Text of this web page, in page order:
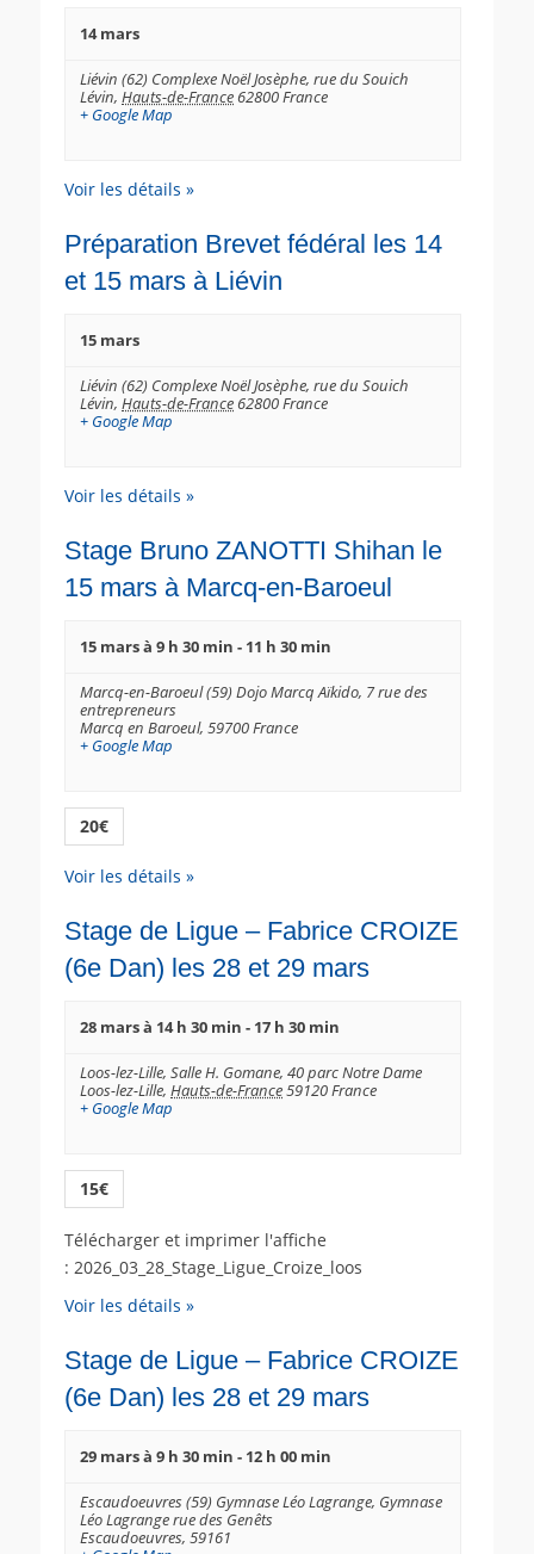
n
e
e
14 mars
Liévin (62) Complexe Noël Josèphe, rue du Souich
Lévin, Hauts-de-France 62800France
+ Google Map
Voir les détails »
Préparation Brevet fédéral les 14
et 15 mars à Liévin
15 mars
Liévin (62) Complexe Noël Josèphe, rue du Souich
Lévin, Hauts-de-France 62800France
+ Google Map
Voir les détails »
Stage Bruno ZANOTTI Shihan le
15 mars à Marcq-en-Baroeul
15 mars à 9 h 30 min - 11 h 30 min
Marcq-en-Baroeul (59) Dojo Marcq Aïkido, 7 rue des
entrepreneurs
Marcq en Baroeul, 59700France
+ Google Map
20€
Voir les détails »
Stage de Ligue – Fabrice CROIZE
(6e Dan) les 28 et 29 mars
28 mars à 14 h 30 min - 17 h 30 min
Loos-lez-Lille, Salle H. Gomane, 40 parc Notre Dame
Loos-lez-Lille, Hauts-de-France59120France
+ Google Map
15€
Télécharger et imprimer l'affiche
: 2026_03_28_Stage_Ligue_Croize_loos
Voir les détails »
Stage de Ligue – Fabrice CROIZE
(6e Dan) les 28 et 29 mars
29 mars à 9 h 30 min - 12 h 00 min
Escaudoeuvres (59) Gymnase Léo Lagrange, Gymnase
Léo Lagrange rue des Genêts
Escaudoeuvres, 59161